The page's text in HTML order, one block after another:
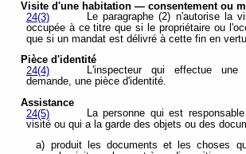
Visite d'une habitation — consentement ou
24(3)
Le paragraphe (2) n'autorise la
occupée à ce titre que si le propriétaire ou
que si un mandat est délivré à cette fin en
Pièce d'identité
24(4)
L'inspecteur qui effectue
demande, une pièce d'identité.
Assistance
24(5)
La personne qui est
visité ou qui a la garde des objets ou des
a) produit les documents et les choses